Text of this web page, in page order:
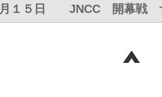
１５日 JNCC 開幕戦